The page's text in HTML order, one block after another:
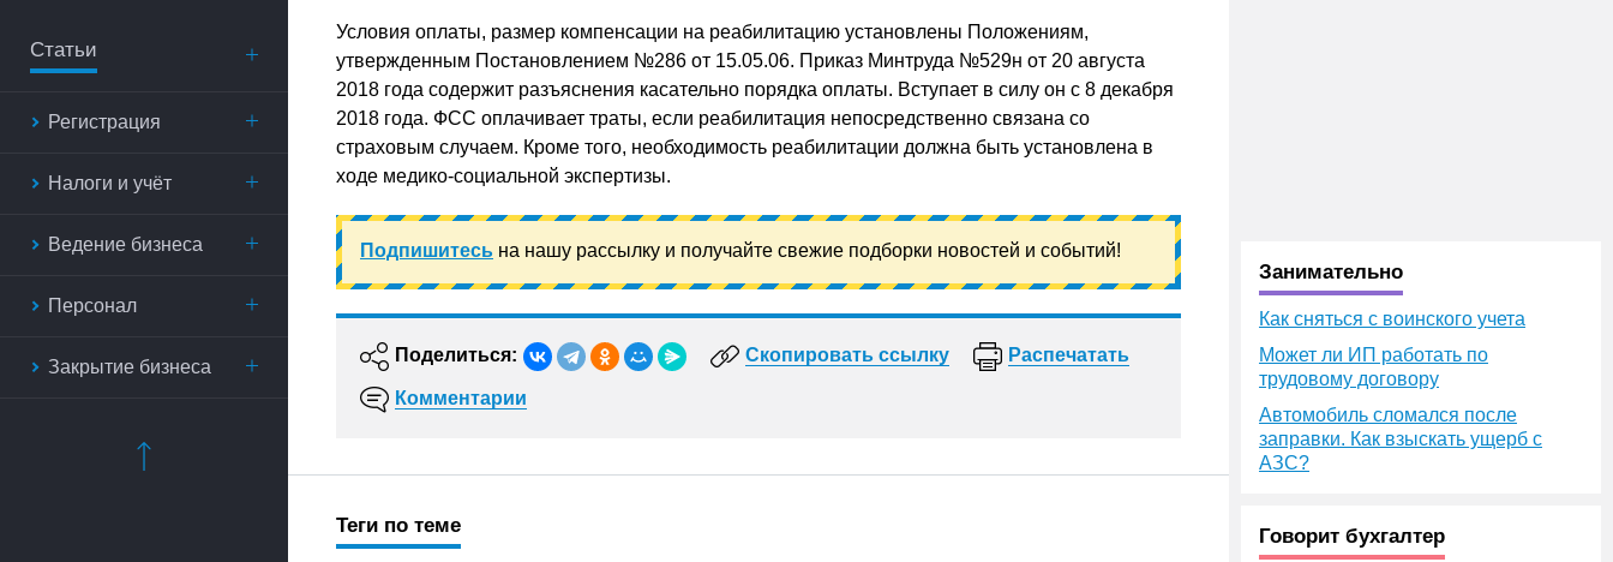
Статьи
Регистрация
Налоги и учёт
Ведение бизнеса
Персонал
Закрытие бизнеса
Условия оплаты, размер компенсации на реабилитацию установлены Положениям,
утвержденным Постановлением №286 от 15.05.06. Приказ Минтруда №529н от 20 августа
2018 года содержит разъяснения касательно порядка оплаты. Вступает в силу он с 8 декабря
2018 года. ФСС оплачивает траты, если реабилитация непосредственно связана со
страховым случаем. Кроме того, необходимость реабилитации должна быть установлена в
ходе медико-социальной экспертизы.
Подпишитесь на нашу рассылку и получайте свежие подборки новостей и событий!
Поделиться: Скопировать ссылку Распечатать
Комментарии
Теги по теме
Занимательно
Как сняться с воинского учета
Может ли ИП работать по
трудовому договору
Автомобиль сломался после
заправки. Как взыскать ущерб с
АЗС?
Говорит бухгалтер